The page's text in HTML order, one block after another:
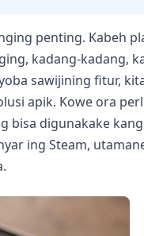
penting. Kabeh
kadang-kadang,
sawijining fitur,
apik. Kowe ora
bisa digunakake
ing Steam,